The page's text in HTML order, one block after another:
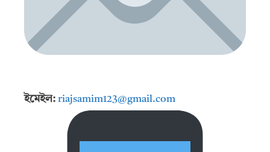
ইমেইল: riajsamim123@gmail.com